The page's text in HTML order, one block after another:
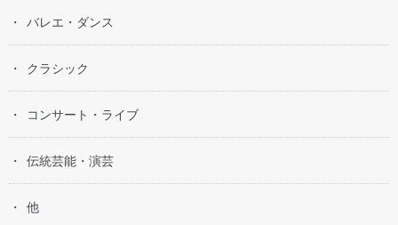
バレエ・ダンス
クラシック
コンサート・ライブ
伝統芸能・演芸
他